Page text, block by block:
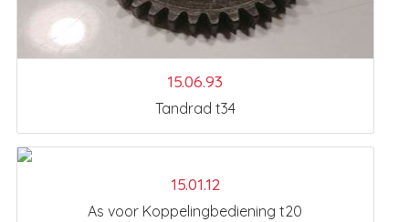
15.06.93
Tandrad t34
15.01.12
As voor Koppelingbediening t20